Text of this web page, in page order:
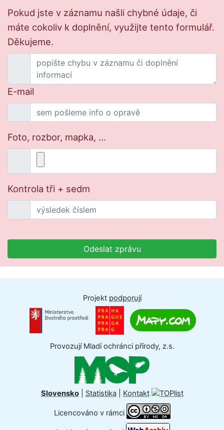
Pokud jste v záznamu našli chybné údaje, či
máte cokoliv k doplnění, využijte tento formulář.
Děkujeme.
E-mail
Foto, rozbor, mapka, ...
Kontrola tři + sedm
Odeslat zprávu
Projekt podporují
Provozují Mladí ochránci přírody, z.s.
Slovensko| Statistika| Kontakt
Licencováno v rámci